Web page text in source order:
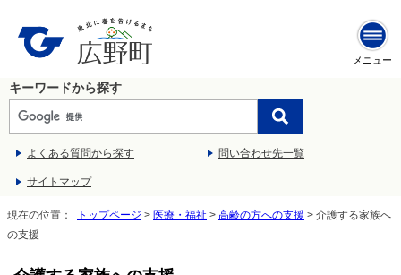
メニュー
キーワードから探す
よくある質問から探す 問い合わせ先一覧
サイトマップ
現在の位置： トップページ > 医療・福祉 > 高齢の方への支援 > 介護する家族へ
の支援